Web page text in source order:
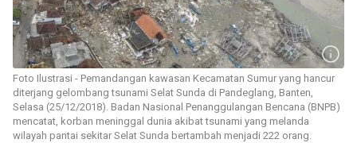
Foto Ilustrasi - Pemandangan kawasan Kecamatan Sumur yang hancur
diterjang gelombang tsunami Selat Sunda di Pandeglang, Banten,
Selasa (25/12/2018). Badan Nasional Penanggulangan Bencana (BNPB)
mencatat, korban meninggal dunia akibat tsunami yang melanda
wilayah pantai sekitar Selat Sunda bertambah menjadi 222 orang.